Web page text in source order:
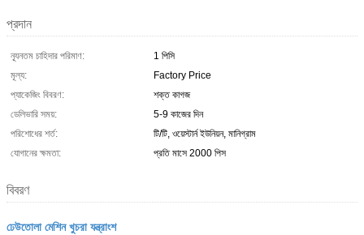
প্রদান
ন্যূনতম চাহিদার পরিমাণ:
1 পিসি
মূল্য:
Factory Price
প্যাকেজিং বিবরণ:
শক্ত কাগজ
ডেলিভারি সময়:
5-9 কাজের দিন
পরিশোধের শর্ত:
টি/টি, ওয়েস্টার্ন ইউনিয়ন, মানিগ্রাম
যোগানের ক্ষমতা:
প্রতি মাসে 2000 পিস
বিবরণ
ঢেউতোলা মেশিন খুচরা যন্ত্রাংশ